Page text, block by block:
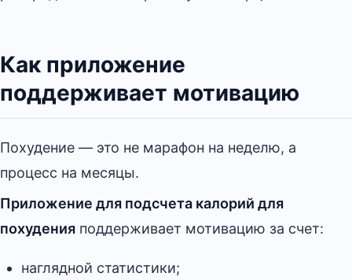
Как приложение
поддерживает мотивацию
Похудение — это не марафон на неделю, а
процесс на месяцы.
Приложение для подсчета калорий для
похудения поддерживает мотивацию за счет:
наглядной статистики;